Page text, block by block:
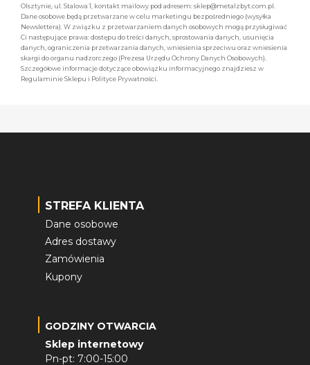
Olsztynie, ul. Stalowa 1, kontakt mailowy pod adresem: sklep@metalzbyt.com.pl.
Dane osobowe będą przetwarzane w celu marketingu bezpośredniego (wysyłka
Newslettera). W związku z przetwarzaniem danych osobowych mogą przysługiwać
Ci następujące prawa: dostępu do treści danych, sprostowania danych, usunięcia
danych, ograniczenia przetwarzania danych, wniesienia sprzeciwu oraz wniesienia
skargi do organu nadzorczego (Prezesa Urzędu Ochrony Danych Osobowych).
Szczegółowe informacje dotyczące obowiązku informacyjnego znajdziesz w
Regulaminie Sklepu i Polityce Prywatności.
STREFA KLIENTA
Dane osobowe
Adres dostawy
Zamówienia
Kupony
GODZINY OTWARCIA
Sklep internetowy
Pn-pt: 7:00-15:00